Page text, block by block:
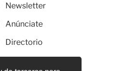
Newsletter
Anúnciate
Directorio